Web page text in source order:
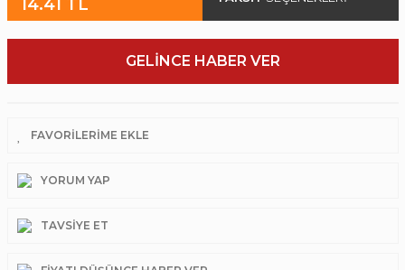
14.41 TL
GELİNCE HABER VER
YORUM YAP
TAVSIYE ET